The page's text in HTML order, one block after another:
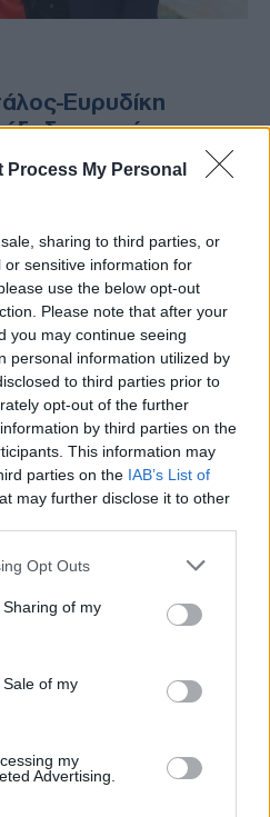
Process My Personal
sharing to third parties, or
sensitive information for
use the below opt-out
Please note that after your
you may continue seeing
personal information utilized by
to third parties prior to
opt-out of the further
by third parties on the
This information may
parties on the IAB’s List of
may further disclose it to other
app uses one or more Google
behaviour. You may click to
and its third-party tags to
purposes in below Google
Opt Outs
of my
of my
my
Advertising.
Ευρυδίκη
μετά τα
τα δημοσιεύματα
Βασάλο με
Βαλαβάνη;
στο πάρτι γενεθλίων